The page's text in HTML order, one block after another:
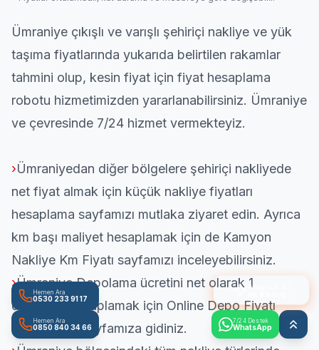
Ümraniye çıkışlı ve varışlı şehiriçi nakliye ve yük
taşıma fiyatlarında yukarıda belirtilen rakamlar
tahmini olup, kesin fiyat için fiyat hesaplama
robotu hizmetimizden yararlanabilirsiniz. Ümraniye
ve çevresinde 7/24 hizmet vermekteyiz.
›Ümraniyedan diğer bölgelere şehiriçi nakliyede
net fiyat almak için küçük nakliye fiyatları
hesaplama sayfamızı mutlaka ziyaret edin. Ayrıca
km başı maliyet hesaplamak için de Kamyon
Nakliye Km Fiyatı sayfamızı inceleyebilirsiniz.
›Ümraniye Depolama ücretini net olarak 1
dakikada hesaplamak için Online Depo Fiyatı
Hesaplamasayfamıza gidiniz.
7/24 Destek
WhatsApp
Ateşnak AI
Hemen Ara
0530 233 91 17
Hemen Ara
0850 840 34 66